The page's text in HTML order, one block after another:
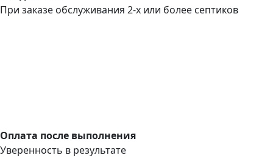
При заказе обслуживания 2-х или более септиков
Оплата после выполнения
Уверенность в результате